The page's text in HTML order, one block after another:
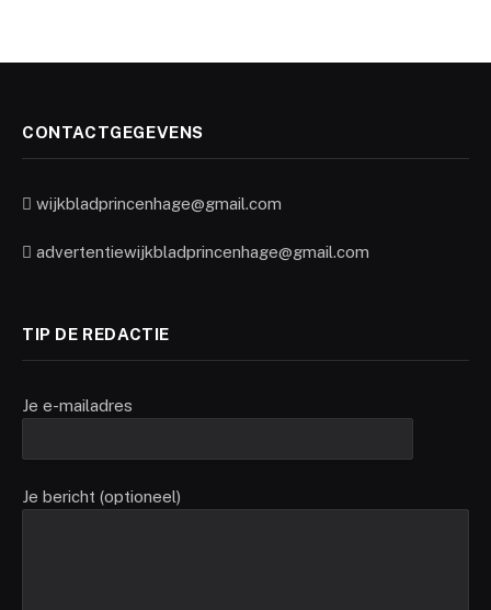
CONTACTGEGEVENS
wijkbladprincenhage@gmail.com
advertentiewijkbladprincenhage@gmail.com
TIP DE REDACTIE
Je e-mailadres
Je bericht (optioneel)